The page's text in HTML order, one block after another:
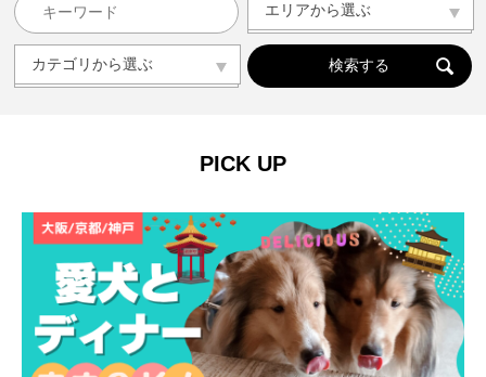
人気の記事ランキング
メンバー
エリアから選ぶ
エリアから選ぶ
滋賀県
京都府
大阪府
兵庫県
奈良県
和歌山県
その他
カテゴリから選ぶ
カテゴリから選ぶ
ドッグラン
ドッグカフェ
愛犬と旅行
トリミングサロン
動物病院
コラム
PICK UP